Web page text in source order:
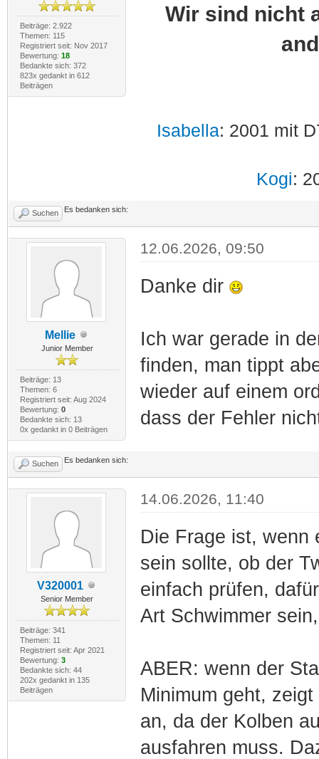
Beiträge: 2.922
Themen: 115
Registriert seit: Nov 2017
Bewertung: 18
Bedankte sich: 372
823x gedankt in 612
Beiträgen
Wir sind nicht
Isabella: 2001 mit
Kogi:
Suchen Es bedanken sich:
Mellie
Junior Member
Beiträge: 13
Themen: 6
Registriert seit: Aug 2024
Bewertung: 0
Bedankte sich: 13
0x gedankt in 0 Beiträgen
12.06.2026, 09:50
Danke dir
Ich war gerade in
finden, man tippt
wieder auf einem
dass der Fehler
Suchen Es bedanken sich:
V320001
Senior Member
Beiträge: 341
Themen: 11
Registriert seit: Apr 2021
Bewertung: 3
Bedankte sich: 44
202x gedankt in 135
Beiträgen
14.06.2026, 11:40
Die Frage ist, wenn
sein sollte, ob der
einfach prüfen,
Art Schwimmer
ABER: wenn der
Minimum geht,
an, da der Kolben
ausfahren muss.